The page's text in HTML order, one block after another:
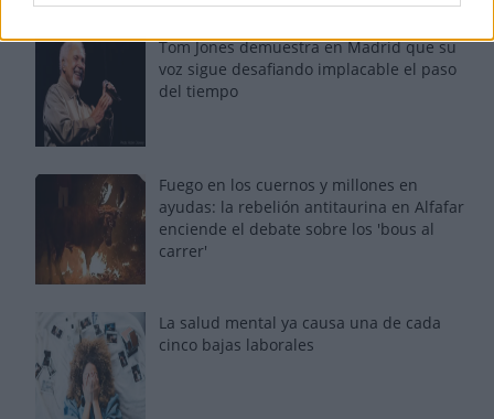
Tom Jones demuestra en Madrid que su
voz sigue desafiando implacable el paso
del tiempo
Fuego en los cuernos y millones en
ayudas: la rebelión antitaurina en Alfafar
enciende el debate sobre los 'bous al
carrer'
La salud mental ya causa una de cada
cinco bajas laborales